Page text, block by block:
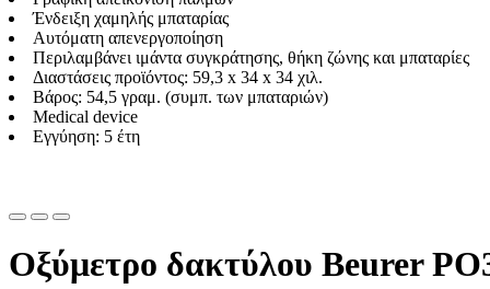
Ένδειξη χαμηλής μπαταρίας
Αυτόματη απενεργοποίηση
Περιλαμβάνει ιμάντα συγκράτησης, θήκη ζώνης και μπαταρίες
Διαστάσεις προϊόντος: 59,3 x 34 x 34 χιλ.
Βάρος: 54,5 γραμ. (συμπ. των μπαταριών)
Medical device
Εγγύηση: 5 έτη
Οξύμετρο δακτύλου Beurer